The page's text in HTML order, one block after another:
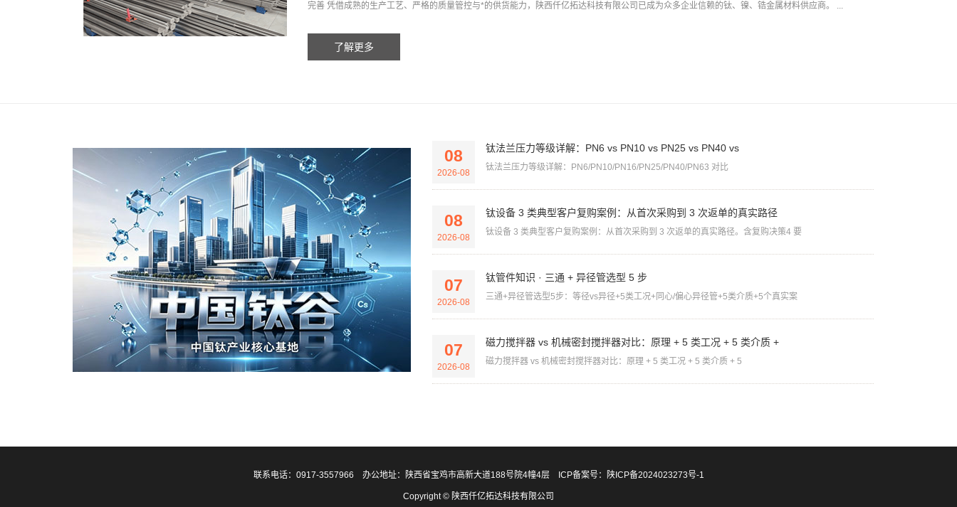
完善 凭借成熟的生产工艺、严格的质量管控与*的供货能力，陕西仟亿拓达科技有限公司已成为众多企业信赖的钛、镍、锆金属材料供应商。 ...
了解更多
08
2026-08
钛法兰压力等级详解：PN6 vs PN10 vs PN25 vs PN40 vs
钛法兰压力等级详解：PN6/PN10/PN16/PN25/PN40/PN63 对比
08
2026-08
钛设备 3 类典型客户复购案例：从首次采购到 3 次返单的真实路径
钛设备 3 类典型客户复购案例：从首次采购到 3 次返单的真实路径。含复购决策4 要
07
2026-08
钛管件知识 · 三通 + 异径管选型 5 步
三通+异径管选型5步：等径vs异径+5类工况+同心/偏心异径管+5类介质+5个真实案
07
2026-08
磁力搅拌器 vs 机械密封搅拌器对比：原理 + 5 类工况 + 5 类介质 +
磁力搅拌器 vs 机械密封搅拌器对比：原理 + 5 类工况 + 5 类介质 + 5
联系电话：0917-3557966 办公地址：陕西省宝鸡市高新大道188号院4幢4层 ICP备案号： 陕ICP备2024023273号-1
Copyright © 陕西仟亿拓达科技有限公司